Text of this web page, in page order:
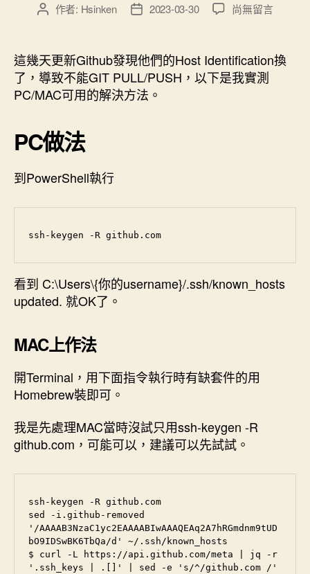
文
者
作者: Hsinken
文
佈
日
期
2023-03-30
在
GIT
Pull/Push
的
中
尚無留言
這幾天更新Github發現他們的Host Identification換
了，導致不能GIT PULL/PUSH，以下是我實測
PC/MAC可用的解決方法。
PC做法
到PowerShell執行
ssh-keygen -R github.com
看到 C:\Users\{你的username}/.ssh/known_hosts
updated. 就OK了。
MAC上作法
開Terminal，用下面指令執行時有缺套件的用
Homebrew裝即可。
我是先處理MAC當時沒試只用ssh-keygen -R
github.com，可能可以，建議可以先試試。
ssh-keygen -R github.com
sed -i.github-removed
'/AAAAB3NzaC1yc2EAAAABIwAAAQEAq2A7hRGmdnm9tUD
bO9IDSwBK6TbQa/d' ~/.ssh/known_hosts
$ curl -L https://api.github.com/meta | jq -r
'.ssh_keys | .[]' | sed -e 's/^/github.com /'